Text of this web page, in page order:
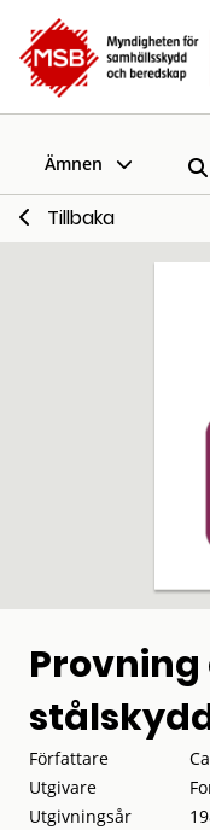
Ämnen
Tillbaka
Provning
Författare
Utgivare
Utgivningsår